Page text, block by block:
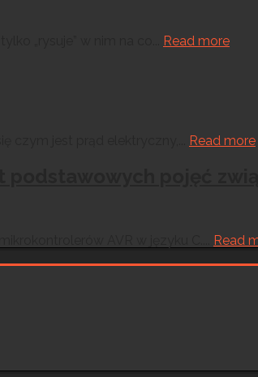
Read more
Read more
Read